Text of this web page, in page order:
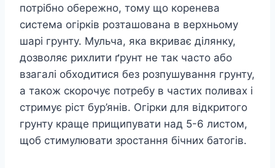
потрібно обережно, тому що коренева
система огірків розташована в верхньому
шарі грунту. Мульча, яка вкриває ділянку,
дозволяє рихлити ґрунт не так часто або
взагалі обходитися без розпушування грунту,
а також скорочує потребу в частих поливах і
стримує ріст бур’янів. Огірки для відкритого
грунту краще прищипувати над 5-6 листом,
щоб стимулювати зростання бічних батогів.